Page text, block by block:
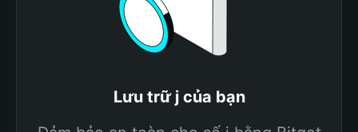
Lưu trữ j của bạn